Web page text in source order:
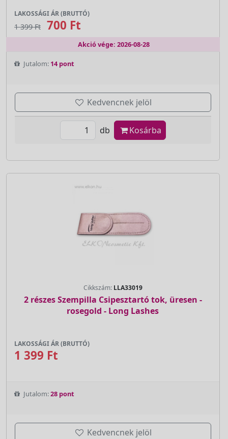
LAKOSSÁGI ÁR (BRUTTÓ)
1 399 Ft 700 Ft
Akció vége: 2026-08-28
Jutalom: 14 pont
Kedvencnek jelöl
db Kosárba
Cikkszám: LLA33019
2 részes Szempilla Csipesztartó tok, üresen -
rosegold - Long Lashes
LAKOSSÁGI ÁR (BRUTTÓ)
1 399 Ft
Jutalom:28 pont
Kedvencnek jelöl